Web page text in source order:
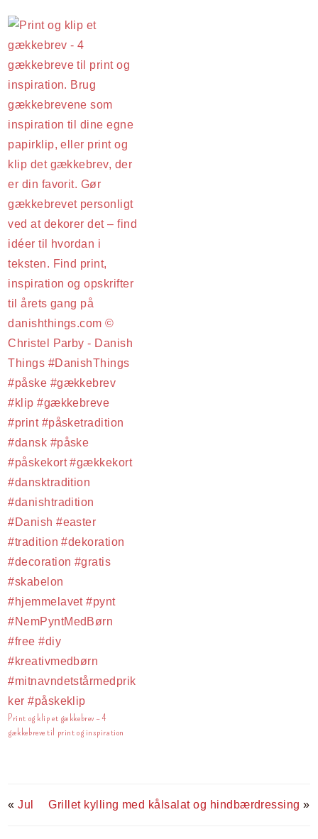
Print og klip et gækkebrev – 4
gækkebreve til print og inspiration
«Jul Grillet kylling med kålsalat og hindbærdressing »